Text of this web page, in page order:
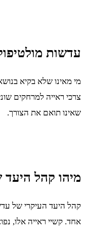
עדשות
מי מאינו שלא בקיא
צרכי ראייה למרחקים
שאינו תואם את הצורך.
מיהו קהל
קהל היעד העיקרי של
אחד. קשיי ראייה אלו, נפוצים בעיקר בקרב בני גיל 40 ומעלה. זאת מאחר